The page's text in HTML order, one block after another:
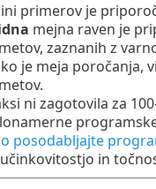
primerov je
mejna raven je
zaznanih z
je meja poročanja,
ni zagotovila za
posodabljajte
in